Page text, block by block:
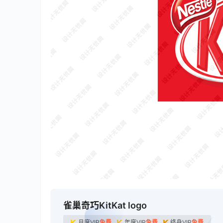
雀巢奇巧KitKat logo